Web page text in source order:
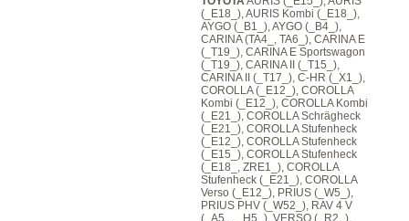
(_E18_), AURIS Kombi (_E18_),
AYGO (_B1_), AYGO (_B4_),
CARINA (TA4_, TA6_), CARINA E
(_T19_), CARINA E Sportswagon
(_T19_), CARINA II (_T15_),
CARINA II (_T17_), C-HR (_X1_),
COROLLA (_E12_), COROLLA
Kombi (_E12_), COROLLA Kombi
(_E21_), COROLLA Schrägheck
(_E21_), COROLLA Stufenheck
(_E12_), COROLLA Stufenheck
(_E15_), COROLLA Stufenheck
(_E18_, ZRE1_), COROLLA
Stufenheck (_E21_), COROLLA
Verso (_E12_), PRIUS (_W5_),
PRIUS PHV (_W52_), RAV 4 V
(_A5_, _H5_), VERSO (_R2_),